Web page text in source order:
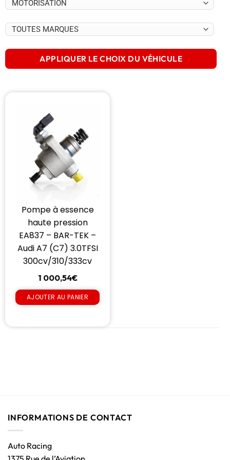
APPLIQUER LE CHOIX DU VÉHICULE
Pompe à essence
haute pression
EA837 – BAR-TEK –
Audi A7 (C7) 3.0TFSI
300cv/310/333cv
1 000,54€
AJOUTER AU PANIER
INFORMATIONS DE CONTACT
Auto Racing